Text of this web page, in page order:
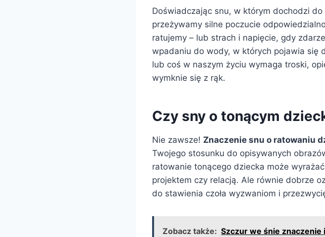
Doświadczając snu, w którym dochodzi do
przeżywamy silne poczucie
ratujemy – lub strach i napięcie, gdy
wpadaniu do wody, w których pojawia się
lub coś w naszym życiu wymaga troski,
wymknie się z rąk.
Czy sny o tonącym
Nie zawsze! Znaczenie snu o ratowaniu
Twojego stosunku do opisywanych
ratowanie tonącego dziecka może
projektem czy relacją. Ale równie dobrze
do stawienia czoła wyzwaniom i
Zobacz także: Szczur we śnie znaczenie